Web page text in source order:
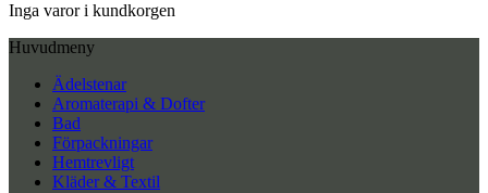
Inga varor i kundkorgen
Huvudmeny
Ädelstenar
Aromaterapi & Dofter
Bad
Förpackningar
Hemtrevligt
Kläder & Textil